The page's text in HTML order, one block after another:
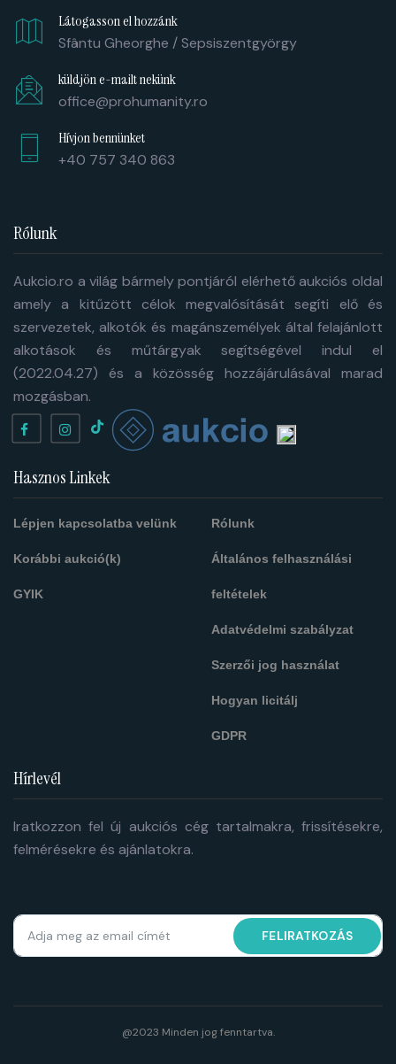
Látogasson el hozzánk
Sfântu Gheorghe / Sepsiszentgyörgy
küldjön e-mailt nekünk
office@prohumanity.ro
Hívjon bennünket
+40 757 340 863
Rólunk
Aukcio.ro a világ bármely pontjáról elérhető aukciós oldal
amely a kitűzött célok megvalósítását segíti elő és
szervezetek, alkotók és magánszemélyek által felajánlott
alkotások és műtárgyak segítségével indul el
(2022.04.27) és a közösség hozzájárulásával marad
mozgásban.
Hasznos Linkek
Lépjen kapcsolatba velünk
Korábbi aukció(k)
GYIK
Rólunk
Általános felhasználási
feltételek
Adatvédelmi szabályzat
Szerzői jog használat
Hogyan licitálj
GDPR
Hírlevél
Iratkozzon fel új aukciós cég tartalmakra, frissítésekre,
felmérésekre és ajánlatokra.
FELIRATKOZÁS
@2023 Minden jog fenntartva.